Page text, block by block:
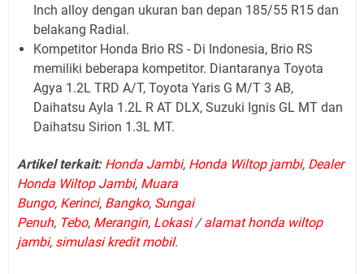
Inch alloy dengan ukuran ban depan 185/55 R15 dan
belakang Radial.
Kompetitor Honda Brio RS - Di Indonesia, Brio RS
memiliki beberapa kompetitor. Diantaranya Toyota
Agya 1.2L TRD A/T, Toyota Yaris G M/T 3 AB,
Daihatsu Ayla 1.2L R AT DLX, Suzuki Ignis GL MT dan
Daihatsu Sirion 1.3L MT.
Artikel terkait: Honda Jambi, Honda Wiltop jambi, Dealer
Honda Wiltop Jambi, Muara
Bungo, Kerinci, Bangko, Sungai
Penuh, Tebo, Merangin, Lokasi/alamat honda wiltop
jambi, simulasi kredit mobil.